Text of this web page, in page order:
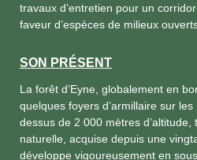
travaux d’entretien pour un
faveur d’espèces de milieux
SON PRÉSENT
La forêt d’Eyne, globalement en
quelques foyers d’armillaire sur
dessus de 2 000 mètres
naturelle, acquise depuis une
développe vigoureusement en